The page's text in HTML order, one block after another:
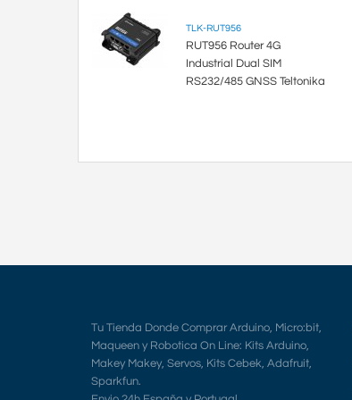
TLK-RUT956
RUT956 Router 4G
Industrial Dual SIM
RS232/485 GNSS Teltonika
Tu Tienda Donde Comprar Arduino, Micro:bit,
Maqueen y Robotica On Line: Kits Arduino,
Makey Makey, Servos, Kits Cebek, Adafruit,
Sparkfun.